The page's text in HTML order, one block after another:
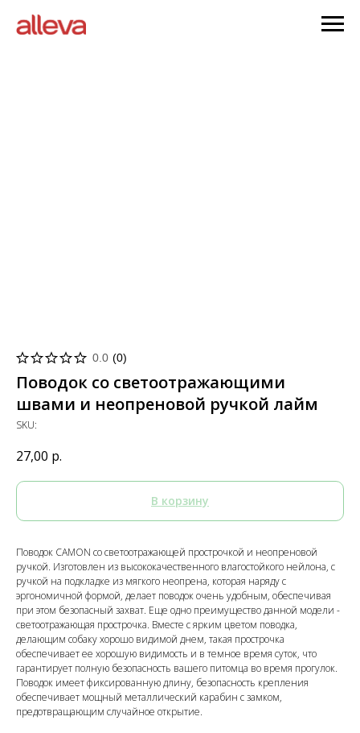
0.0 (0)
Поводок со светоотражающими
швами и неопреновой ручкой лайм
SKU:
27,00 р.
В корзину
Поводок CAMON со светоотражающей прострочкой и неопреновой
ручкой. Изготовлен из высококачественного влагостойкого нейлона, с
ручкой на подкладке из мягкого неопрена, которая наряду с
эргономичной формой, делает поводок очень удобным, обеспечивая
при этом безопасный захват. Еще одно преимущество данной модели -
светоотражающая прострочка. Вместе с ярким цветом поводка,
делающим собаку хорошо видимой днем, такая прострочка
обеспечивает ее хорошую видимость и в темное время суток, что
гарантирует полную безопасность вашего питомца во время прогулок.
Поводок имеет фиксированную длину, безопасность крепления
обеспечивает мощный металлический карабин с замком,
предотвращающим случайное открытие.